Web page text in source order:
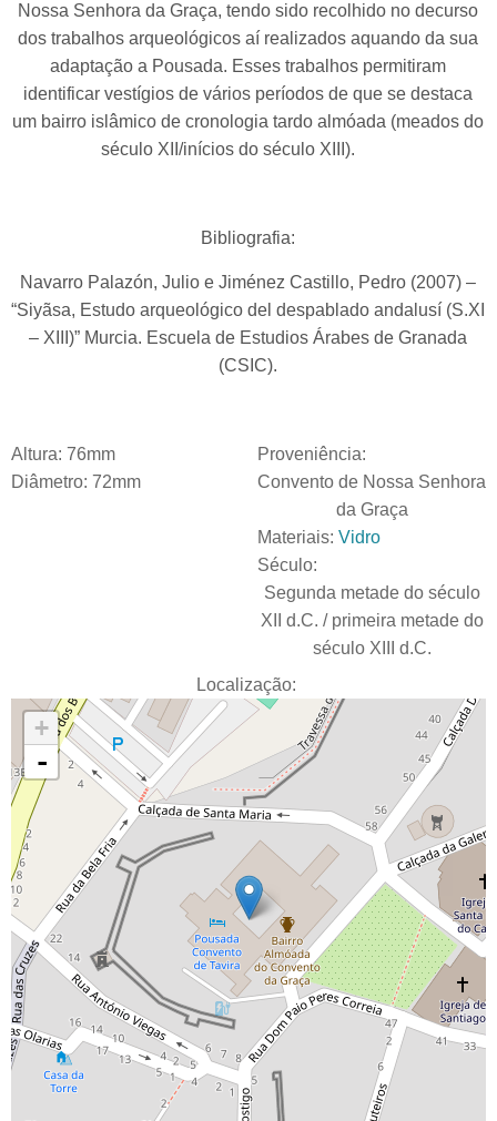
Nossa Senhora da Graça, tendo sido recolhido no decurso
dos trabalhos arqueológicos aí realizados aquando da sua
adaptação a Pousada. Esses trabalhos permitiram
identificar vestígios de vários períodos de que se destaca
um bairro islâmico de cronologia tardo almóada (meados do
século XII/inícios do século XIII).
Bibliografia:
Navarro Palazón, Julio e Jiménez Castillo, Pedro (2007) –
“Siyãsa, Estudo arqueológico del despablado andalusí (S.XI
– XIII)” Murcia. Escuela de Estudios Árabes de Granada
(CSIC).
Altura: 76mm
Diâmetro: 72mm
Proveniência:
Convento de Nossa Senhora
da Graça
Materiais: Vidro
Século:
Segunda metade do século
XII d.C. / primeira metade do
século XIII d.C.
Localização:
+
-